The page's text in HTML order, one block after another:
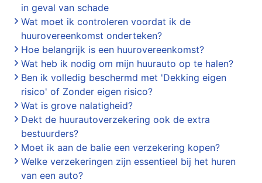
in geval van schade
Wat moet ik controleren voordat ik de
huurovereenkomst onderteken?
Hoe belangrijk is een huurovereenkomst?
Wat heb ik nodig om mijn huurauto op te halen?
Ben ik volledig beschermd met 'Dekking eigen
risico' of Zonder eigen risico?
Wat is grove nalatigheid?
Dekt de huurautoverzekering ook de extra
bestuurders?
Moet ik aan de balie een verzekering kopen?
Welke verzekeringen zijn essentieel bij het huren
van een auto?